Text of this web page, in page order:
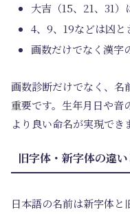
大吉（15、21、31）
4、9、19などは凶と
画数だけでなく漢字
画数診断だけでなく、名
重要です。生年月日や音
より良い命名が実現でき
旧字体・新字体の違
日本語の名前は新字体と